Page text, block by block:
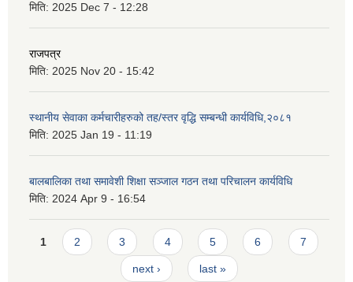
मिति: 2025 Dec 7 - 12:28
राजपत्र
मिति: 2025 Nov 20 - 15:42
स्थानीय सेवाका कर्मचारीहरुको तह/स्तर वृद्धि सम्बन्धी कार्यविधि,२०८१
मिति: 2025 Jan 19 - 11:19
बालबालिका तथा समावेशी शिक्षा सञ्जाल गठन तथा परिचालन कार्यविधि
मिति: 2024 Apr 9 - 16:54
Pages
1 2 3 4 5 6 7
next › last »